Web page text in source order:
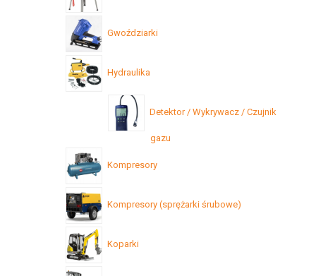
Gwoździarki
Hydraulika
Detektor / Wykrywacz / Czujnik
gazu
Kompresory
Kompresory (sprężarki śrubowe)
Koparki